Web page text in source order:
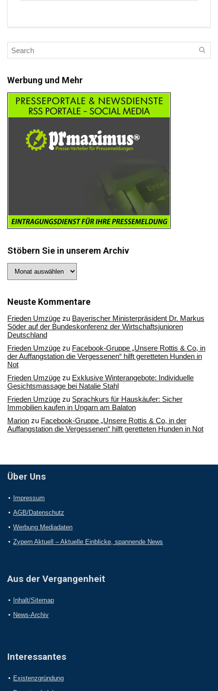
Werbung und Mehr
Stöbern Sie in unserem Archiv
Sie
Archiv
Neuste Kommentare
Frieden Umzüge zu Bayerischer Ministerpräsident Dr. Markus
Söder auf der Bundeskonferenz der Wirtschaftsjunioren
Deutschland
Frieden Umzüge zu Facebook-Gruppe „Unsere Rottis & Co, in
der Auffangstation die Vergessenen“ hilft geretteten Hunden in
Not
Frieden Umzüge zu Exklusive Winterangebote: Individuelle
Gesichtsmassage bei Natalie Stahl
Frieden Umzüge zu Sprachkurs für Hauskäufer: Sicher
Immobilien kaufen in Ungarn am Balaton
Marion zu Facebook-Gruppe „Unsere Rottis & Co, in der
Auffangstation die Vergessenen“ hilft geretteten Hunden in Not
Über Uns
Impressum
AGB/Datenschutz
Werbung Mediadaten
Zypern Aktuell – Aktuelle Einblicke, spannende News
Aus der Vergangenheit
Inhalt/Sitemap
News-Archiv
Interessantes
Existenzgründung